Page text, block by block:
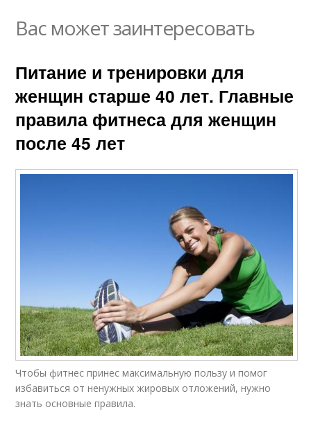
Вас может заинтересовать
Питание и тренировки для
женщин старше 40 лет. Главные
правила фитнеса для женщин
после 45 лет
Чтобы фитнес принес максимальную пользу и помог
избавиться от ненужных жировых отложений, нужно
знать основные правила.